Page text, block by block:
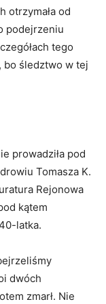
otrzymała od
podejrzeniu
tego
bo śledztwo w tej
prowadziła pod
Tomasza K.
Rejonowa
kątem
latka.
dwóch
zmarł. Nie